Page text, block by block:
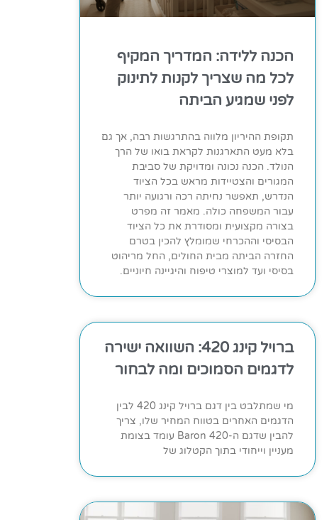
הכנה ללידה: המדריך המקיף
לכל מה שצריך לקנות לתינוק
לפני שמגיע הביתה
תקופת ההיריון מלווה בהתרגשות רבה, אך גם
בלא מעט התארגנות לקראת בואו של הרך
הנולד. הכנה נכונה ומדויקת של סביבת
המגורים והצטיידות מראש בכל הציוד
הנדרש, תאפשר נחיתה רכה ורגועה יותר
עבור המשפחה כולה. מאמר זה מפרט
בצורה מקצועית ומסודרת את כל הציוד
הבסיסי וההכרחי שמומלץ להכין בטרם
החזרה הביתה מבית החולים, החל מריהוט
בסיסי ועד למוצרי טיפוח והיגיינה חיוניים.
ברויל קינג 420: השוואה ישירה
לדגמים הסמוכים ומה לבחור
מי שמתלבט בין דגם ברויל קינג 420 לבין
הדגמים האחרים בטווח המחיר שלו, צריך
להבין שדגם ה-Baron 420 עומד בצומת
מעניין וייחודי בתוך הקטלוג של